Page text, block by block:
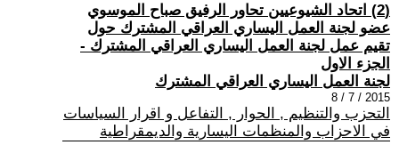
(2) اتحاد الشيوعيين تحاور الرفيق صباح الموسوي
عضو لجنة العمل اليساري العراقي المشترك حول
تقيم عمل لجنة العمل اليساري العراقي المشترك -
الجزء الاول
لجنة العمل اليساري العراقي المشترك
2015 / 7 / 8
التحزب والتنظيم , الحوار , التفاعل و اقرار السياسات
في الاحزاب والمنظمات اليسارية والديمقراطية